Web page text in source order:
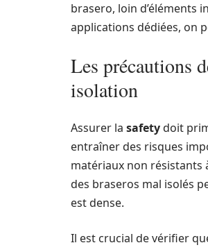
brasero, loin d’éléments
applications dédiées, on
Les précautions
isolation
Assurer la safetydoit
entraîner des risques
matériaux non résistants
des braseros mal isolés
est dense.
Il est crucial de vérifier